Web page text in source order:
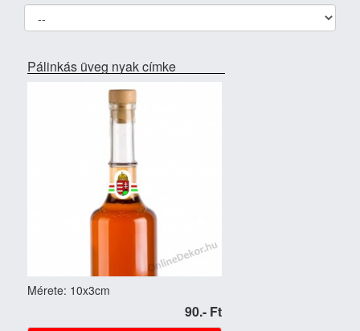
Pálinkás üveg nyak címke
Mérete: 10x3cm
90.- Ft